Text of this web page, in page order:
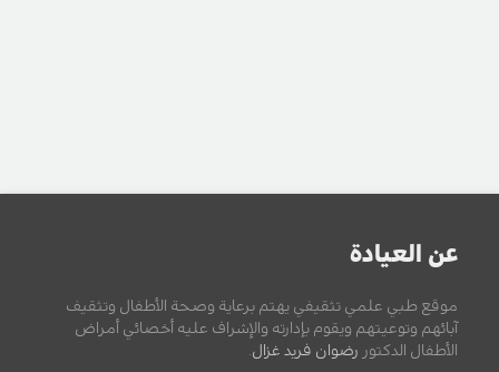
عن العيادة
موقع طبي علمي تثقيفي يهتم برعاية وصحة الأطفال وتثقيف
آبائهم وتوعيتهم ويقوم بإدارته والإشراف عليه أخصائي أمراض
الأطفال الدكتور رضوان فريد غزال.